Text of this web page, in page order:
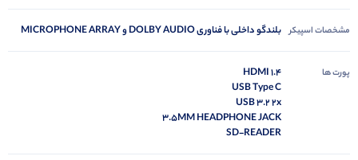
مشخصات اسپیکر بلندگو داخلی با فناوری DOLBY AUDIO و MICROPHONE ARRAY
پورت ها
HDMI 1.4
USB Type C
USB 3.2 2x
3.5MM HEADPHONE JACK
SD-READER